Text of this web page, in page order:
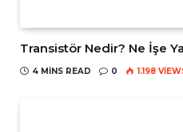
Transistör Nedir? Ne İşe
4 MINS READ 0 1.198